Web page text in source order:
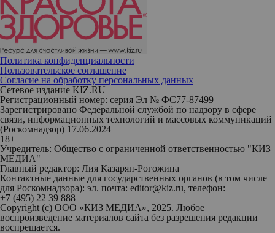
Политика конфиденциальности
Пользовательское соглашение
Согласие на обработку персональных данных
Сетевое издание KIZ.RU
Регистрационный номер: серия Эл № ФС77-87499
Зарегистрировано Федеральной службой по надзору в сфере
связи, информационных технологий и массовых коммуникаций
(Роскомнадзор) 17.06.2024
18+
Учредитель: Общество с ограниченной ответственностью "КИЗ
МЕДИА"
Главный редактор: Лия Казарян-Рогожина
Контактные данные для государственных органов (в том числе
для Роскомнадзора): эл. почта: editor@kiz.ru, телефон:
+7 (495) 22 39 888
Copyright (с) ООО «КИЗ МЕДИА», 2025. Любое
воспроизведение материалов сайта без разрешения редакции
воспрещается.